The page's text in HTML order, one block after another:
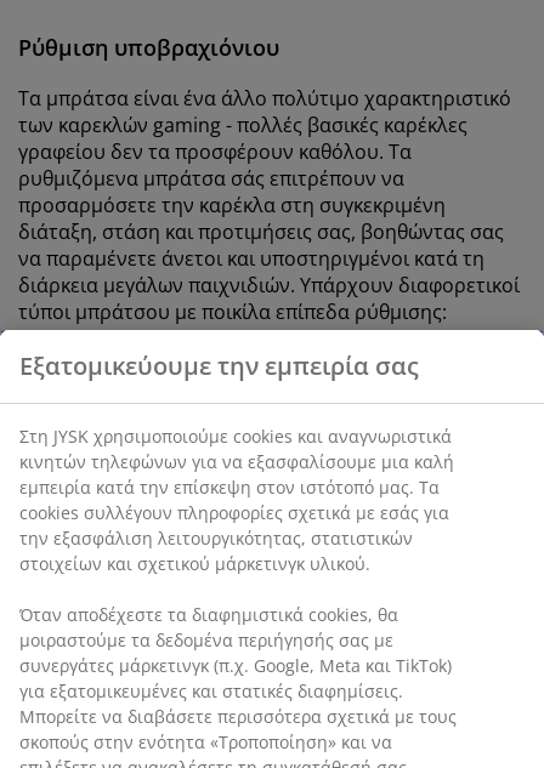
Ρύθμιση υποβραχιόνιου
Τα μπράτσα είναι ένα άλλο πολύτιμο χαρακτηριστικό
των καρεκλών gaming - πολλές βασικές καρέκλες
γραφείου δεν τα προσφέρουν καθόλου. Τα
ρυθμιζόμενα μπράτσα σάς επιτρέπουν να
προσαρμόσετε την καρέκλα στη συγκεκριμένη
διάταξη, στάση και προτιμήσεις σας, βοηθώντας σας
να παραμένετε άνετοι και υποστηριγμένοι κατά τη
διάρκεια μεγάλων παιχνιδιών. Υπάρχουν διαφορετικοί
τύποι μπράτσου με ποικίλα επίπεδα ρύθμισης:
1D (Μίας κατεύθυνσης)
Ρυθμιζόμενο ύψος. Μετακινήστε τα μπράτσα
προς τα πάνω ή προς τα κάτω ανάλογα με το
ύψος και τη θέση του γραφείου σας.
2D (Δύο κατευθύνσεων)
Ρυθμιζόμενο ύψος και βάθος. Εκτός από την
κίνηση προς τα πάνω ή προς τα κάτω, μπορείτε
να σύρετε τα υποβραχιόνια προς τα εμπρός ή
καθίσματος.
3D (Τρισδιάστατο)
Ρυθμιζόμενο ύψος, βάθος και πλάτος/γωνία.
Μπορείτε να μετακινήσετε τα μπράτσα της
καρέκλας προς τα πάνω ή προς τα κάτω, προς τα
Εξατομικεύουμε την εμπειρία σας
Στη JYSK χρησιμοποιούμε cookies και αναγνωριστικά
κινητών τηλεφώνων για να εξασφαλίσουμε μια καλή
εμπειρία κατά την επίσκεψη στον ιστότοπό μας. Τα
cookies συλλέγουν πληροφορίες σχετικά με εσάς για
την εξασφάλιση λειτουργικότητας, στατιστικών
στοιχείων και σχετικού μάρκετινγκ υλικού.
Όταν αποδέχεστε τα διαφημιστικά cookies, θα
μοιραστούμε τα δεδομένα περιήγησής σας με
συνεργάτες μάρκετινγκ (π.χ. Google, Meta και TikTok)
για εξατομικευμένες και στατικές διαφημίσεις.
Μπορείτε να διαβάσετε περισσότερα σχετικά με τους
σκοπούς στην ενότητα «Τροποποίηση» και να